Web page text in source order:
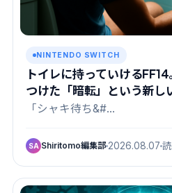
NINTENDO SWITCH
トイレに持っていける
つけた「暗転」という新し
「シャキ待ち&#…
SA Shiritomo編集部 2026.08.07